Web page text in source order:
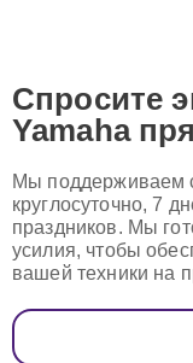
Спросите
Yamaha
Мы поддерживаем
круглосуточно, 7
праздников. Мы
усилия, чтобы
вашей техники на